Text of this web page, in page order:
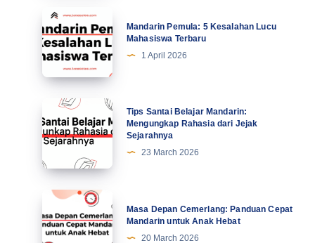
Tingkatkan
Motivasi
di
Abad
Ke-
Mandarin
Pemula:
5
Kesalahan
Lucu
Mahasiswa
Terbaru
Mandarin Pemula: 5 Kesalahan Lucu
Mahasiswa Terbaru
1 April 2026
Tips
Santai
Belajar
Mandarin:
Mengungkap
Rahasia
dari
Jejak
Tips Santai Belajar Mandarin:
Mengungkap Rahasia dari Jejak
Sejarahnya
23 March 2026
Masa
Depan
Cemerlang:
Masa Depan Cemerlang: Panduan Cepat
Mandarin untuk Anak Hebat
20 March 2026